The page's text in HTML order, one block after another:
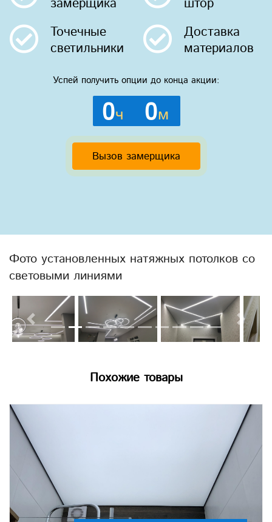
замерщика
штор
Точечные
светильники
Доставка
материалов
Успей получить опции до конца акции:
0ч 0м
Вызов замерщика
Фото установленных натяжных потолков со
световыми линиями
Previous Next
Похожие товары